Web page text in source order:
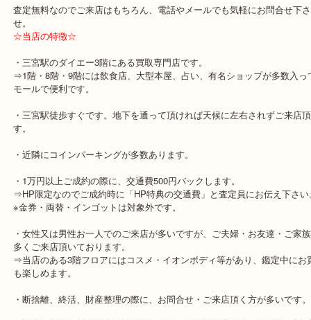
このメイプルリーフの図柄を見かけた方は、是非、当店へお持ち下
神戸市北区,神戸市中央区,神戸市兵庫区で顧客満足度No,1を目指し
メープル銀貨も神戸市 中央区業界最高値を目標に、高価買取して
査定無料なのでご来店はもちろん、電話やメールでも気軽にお問合
せ。
☆当店の特徴☆
・三宮駅のダイエー3階にある買取専門店です。
⇒1階・8階・9階には飲食店、大型本屋、占い、有名ショップが多
モールで便利です。
す。
・近隣にコインパーキングが多数あります。
⇒HP限定なのでご成約時に「HP特典の交通費」と査定員にお伝え